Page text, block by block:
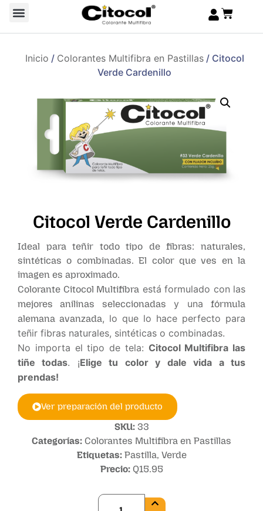
Inicio / Colorantes Multifibra en Pastillas/ Citocol
Verde Cardenillo
Citocol Verde Cardenillo
Ideal para teñir todo tipo de fibras: naturales,
sintéticas o combinadas. El color que ves en la
imagen es aproximado.
Colorante Citocol Multifibra está formulado con las
mejores anilinas seleccionadas y unafórmula
alemana avanzada, lo que lo hace perfecto para
teñir fibras naturales, sintéticas o combinadas.
No importa el tipo de tela: Citocol Multifibra las
tiñe todas. ¡Elige tu color y dale vida a tus
prendas!
Ver preparación del producto
SKU: 33
Categorías: Colorantes Multifibra en Pastillas
Etiquetas: Pastilla, Verde
Precio: Q15.95